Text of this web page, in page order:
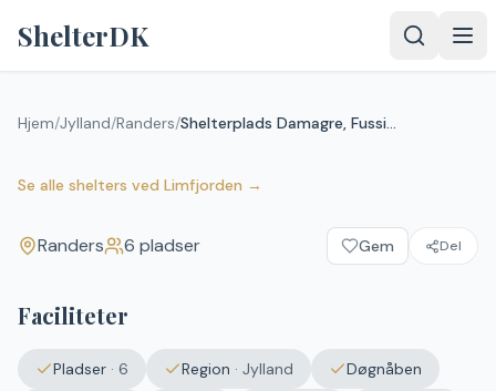
ShelterDK
Hjem/Jylland/Randers/ Shelterplads Damagre, Fussingø - shelter nr. 3 (bookbar)
Se alle shelters ved Limfjorden →
Upload et
godkendelse.
billede
(bookbar)
Randers
Randers 6 pladser Gem Del
Faciliteter
Pladser · 6 Region · Jylland
Døgnåben